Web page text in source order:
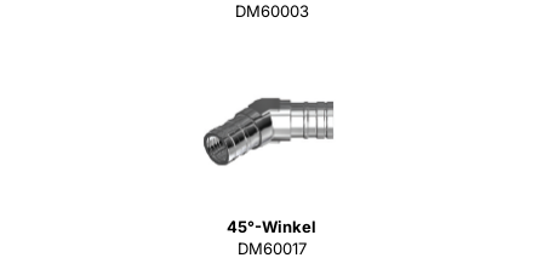
DM60003
45°-Winkel
DM60017